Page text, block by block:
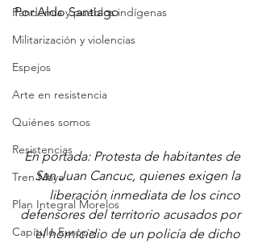
Pandemia y pueblos indígenas
Militarización y violencias
Espejos
Arte en resistencia
Quiénes somos
Resistencias
Tren Maya
Plan Integral Morelos
Capítulo Europa
Por Aldo Santiago
En portada: Protesta de habitantes de
San Juan Cancuc, quienes exigen la
liberación inmediata de los cinco
defensores del territorio acusados por
el homicidio de un policía de dicho